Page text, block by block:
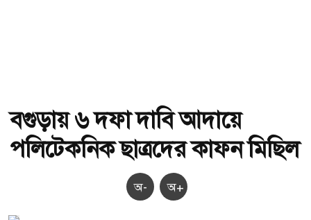
বগুড়ায় ৬ দফা দাবি আদায়ে
পলিটেকনিক ছাত্রদের কাফন মিছিল
অ- অ+